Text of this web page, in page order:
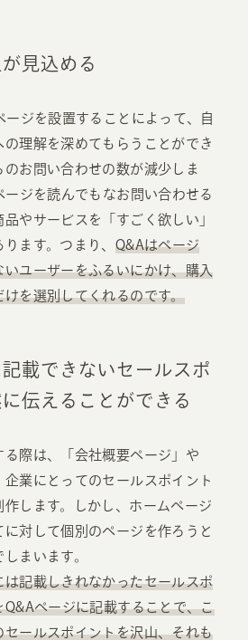
見込める
ージを設置することによって、自
理解を深めてもらうことができ
お問い合わせの数が減少しま
ージを読んでもなお問い合わせる
やサービスを「すごく欲しい」
ます。つまり、 Q&Aはページ
ユーザーをふるいにかけ、購入
を選別してくれるのです。
載できないセールスポ
伝えることができる
る際は、「会社概要ページ」や
企業にとってのセールスポイント
作します。しかし、ホームページ
対して個別のページを作ろうと
まいます。
は記載しきれなかったセールスポ
ページに記載することで、こ
ールスポイントを沢山、それも